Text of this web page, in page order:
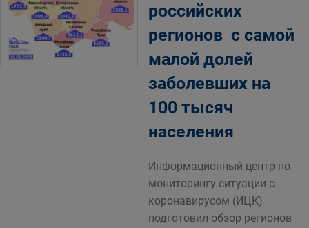
российских
регионов с самой
малой долей
заболевших на
100 тысяч
населения
Информационный центр по
мониторингу ситуации с
коронавирусом (ИЦК)
подготовил обзор регионов